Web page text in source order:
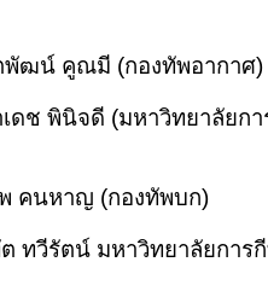
พัฒน์ คูณมี (กองทัพอากาศ)
เดช พินิจดี (มหาวิทยาลัยก
คนหาญ (กองทัพบก)
ทวีรัตน์ มหาวิทยาลัยการ